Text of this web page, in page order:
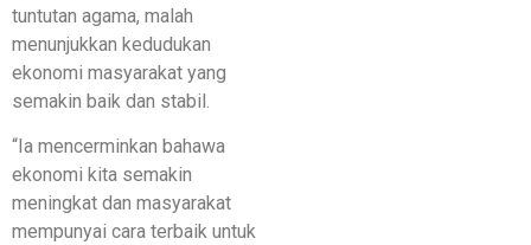
tuntutan agama, malah
menunjukkan kedudukan
ekonomi masyarakat yang
semakin baik dan stabil.
“Ia mencerminkan bahawa
ekonomi kita semakin
meningkat dan masyarakat
mempunyai cara terbaik untuk